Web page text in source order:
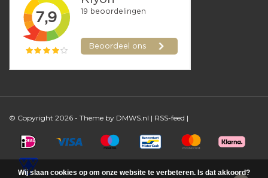
© Copyright 2026 - Theme by DMWS.nl | RSS-feed |
Wij slaan cookies op om onze website te verbeteren. Is dat akkoord?